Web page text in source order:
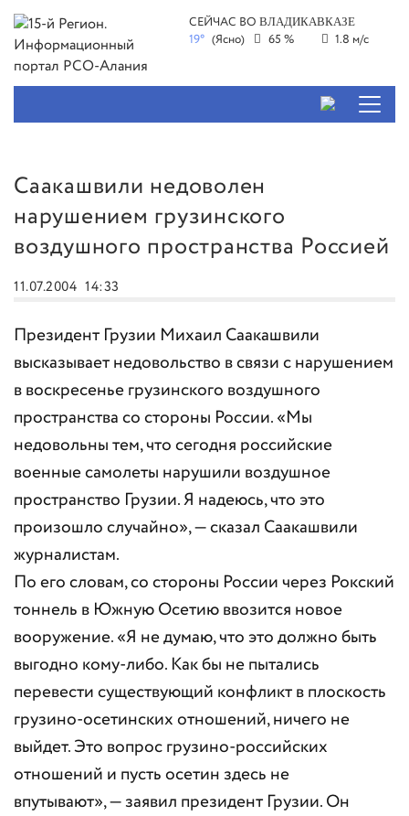
СЕЙЧАС ВОВЛАДИКАВКАЗЕ
19° (Ясно) 65 % 1.8 м/с
Саакашвили недоволен
нарушением грузинского
воздушного пространства Россией
11.07.2004 14:33
Президент Грузии Михаил Саакашвили
высказывает недовольство в связи с нарушением
в воскресенье грузинского воздушного
пространства со стороны России. «Мы
недовольны тем, что сегодня российские
военные самолеты нарушили воздушное
пространство Грузии. Я надеюсь, что это
произошло случайно», — сказал Саакашвили
журналистам.
По его словам, со стороны России через Рокский
тоннель в Южную Осетию ввозится новое
вооружение. «Я не думаю, что это должно быть
выгодно кому-либо. Как бы не пытались
перевести существующий конфликт в плоскость
грузино-осетинских отношений, ничего не
выйдет. Это вопрос грузино-российских
отношений и пусть осетин здесь не
впутывают», — заявил президент Грузии. Он